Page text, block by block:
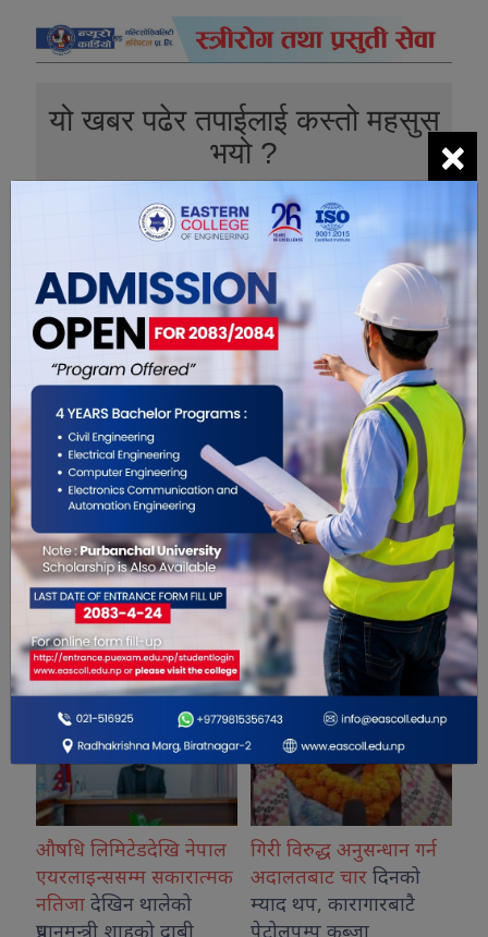
यो खबर पढेर तपाईलाई कस्तो महसुस
भयो ?
0 0
1
सम्बंधित खबरहरु
औषधि लिमिटेडदेखि नेपाल
एयरलाइन्ससम्म सकारात्मक
नतिजा देखिन थालेको
प्रधानमन्त्री शाहको दाबी
गिरी विरुद्ध अनुसन्धान गर्न
अदालतबाट चार दिनको
म्याद थप, कारागारबाटै
पेट्रोलपम्प कब्जा
×